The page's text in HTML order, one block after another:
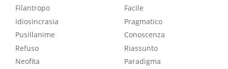
Filantropo
Idiosincrasia
Pusillanime
Refuso
Neofita
Facile
Pragmatico
Conoscenza
Riassunto
Paradigma